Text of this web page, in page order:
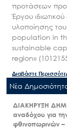
προτάσεων
Έργου
υλοποίησης
population in
sustainable
region»
Διαβάστε
Nέα
ΔΙΑΚΗΡΥΞΗ
αναδόχου για
φθινοπωρινών –